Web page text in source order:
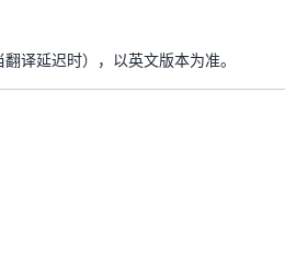
译延迟时），以英文版本为准。